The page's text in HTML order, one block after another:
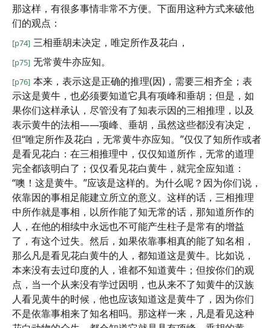
那这样，有很多事情非常不方便。下面用这种方式来破他
们的观点：
[p74] 三相垂胡未决定，唯定所作及花白，
[p75] 无常黄牛亦应知。
[p76] 本来，表示这是正确的推理(因)，需要三相齐全；表
示这是黄牛，也必须要知道它具有项峰和垂胡；但是，如
果你们这样承认，尽管没有了知表示因的三相推理，以及
表示黄牛的法相——项峰、垂胡，虽然这些都没有决定，
但“唯定所作及花白，无常黄牛亦应知。”仅仅了知所作或者
是看见花白：在三相推理中，仅仅知道所作，无常的道理
完全都该明白了；仅仅看见花白黄牛，就完全应知道：
“噢！这是黄牛。”应该是这样的。为什么呢？因为你们说，
依靠因的事相足能建立所立的意义。这样的话，三相推理
中所作就是事相，以所作能了知无常的话，那知道所作的
人，在他的相续中永远也不可能产生柱子是常有的增益
了，有这个过失。然后，如果依靠事相真的能了知名相，
那么凡是看见花白黄牛的人，都知道这是黄牛。比如说，
本来没有去过印度的人，谁都不知道黄牛；但按你们的观
点，当一个从来没有学过因明，也从来不了知黄牛的汉族
人看见黄牛的时候，他也应该知道这是黄牛了，因为你们
不是依靠事相来了知名相吗。那这样一来，凡是看见这种